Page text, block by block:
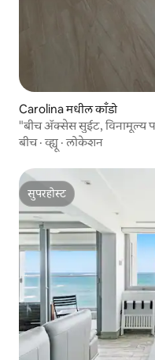
Carolina मधील काँडो
"बीच ॲक्सेस सुईट, विनामूल्य
बीच·व्ह्यू ·लोकेशन
सुपरहोस्ट
सुपरहोस्ट